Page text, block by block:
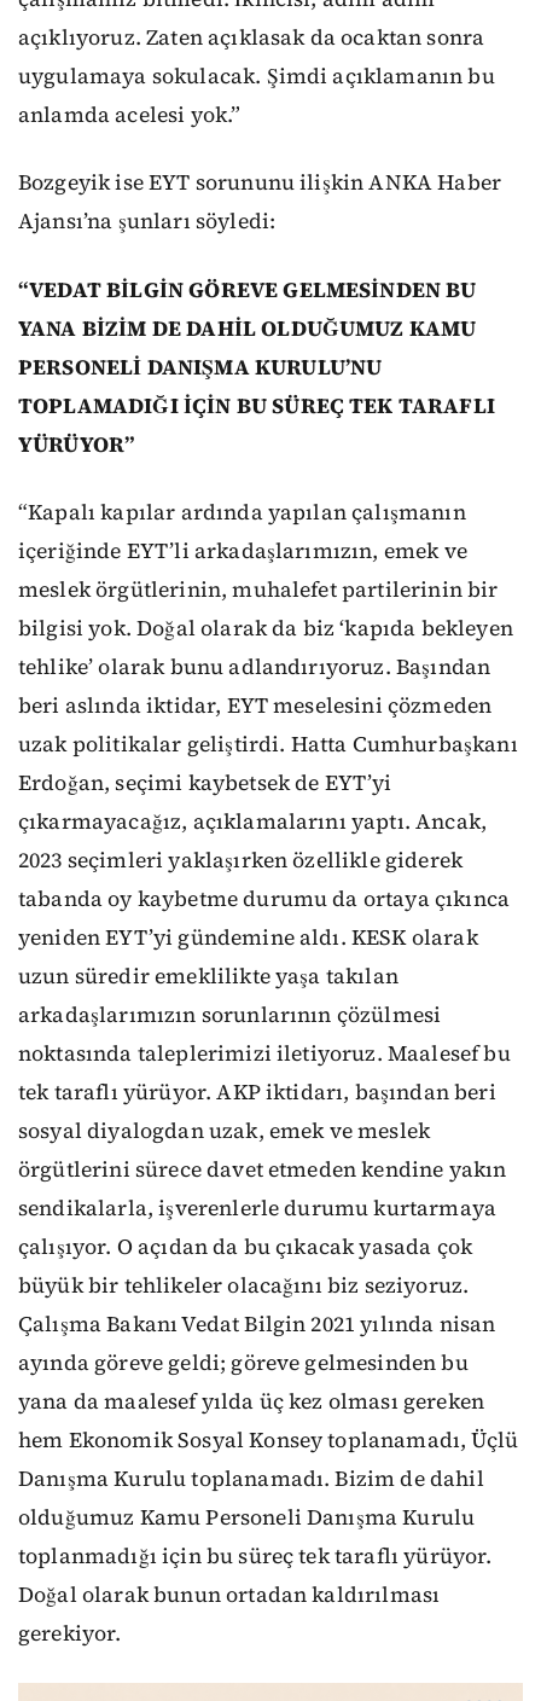
açıklıyoruz. Zaten açıklasak da ocaktan sonra
uygulamaya sokulacak. Şimdi açıklamanın bu
anlamda acelesi yok.”
Bozgeyik ise EYT sorununu ilişkin ANKA Haber
Ajansı’na şunları söyledi:
“VEDAT BİLGİN GÖREVE GELMESİNDEN BU
YANA BİZİM DE DAHİL OLDUĞUMUZ KAMU
PERSONELİ DANIŞMA KURULU’NU
TOPLAMADIĞI İÇİN BU SÜREÇ TEK TARAFLI
YÜRÜYOR”
“Kapalı kapılar ardında yapılan çalışmanın
içeriğinde EYT’li arkadaşlarımızın, emek ve
meslek örgütlerinin, muhalefet partilerinin bir
bilgisi yok. Doğal olarak da biz ‘kapıda bekleyen
tehlike’ olarak bunu adlandırıyoruz. Başından
beri aslında iktidar, EYT meselesini çözmeden
uzak politikalar geliştirdi. Hatta Cumhurbaşkanı
Erdoğan, seçimi kaybetsek de EYT’yi
çıkarmayacağız, açıklamalarını yaptı. Ancak,
2023 seçimleri yaklaşırken özellikle giderek
tabanda oy kaybetme durumu da ortaya çıkınca
yeniden EYT’yi gündemine aldı. KESK olarak
uzun süredir emeklilikte yaşa takılan
arkadaşlarımızın sorunlarının çözülmesi
noktasında taleplerimizi iletiyoruz. Maalesef bu
tek taraflı yürüyor. AKP iktidarı, başından beri
sosyal diyalogdan uzak, emek ve meslek
örgütlerini sürece davet etmeden kendine yakın
sendikalarla, işverenlerle durumu kurtarmaya
çalışıyor. O açıdan da bu çıkacak yasada çok
büyük bir tehlikeler olacağını biz seziyoruz.
Çalışma Bakanı Vedat Bilgin 2021 yılında nisan
ayında göreve geldi; göreve gelmesinden bu
yana da maalesef yılda üç kez olması gereken
hem Ekonomik Sosyal Konsey toplanamadı, Üçlü
Danışma Kurulu toplanamadı. Bizim de dahil
olduğumuz Kamu Personeli Danışma Kurulu
toplanmadığı için bu süreç tek taraflı yürüyor.
Doğal olarak bunun ortadan kaldırılması
gerekiyor.